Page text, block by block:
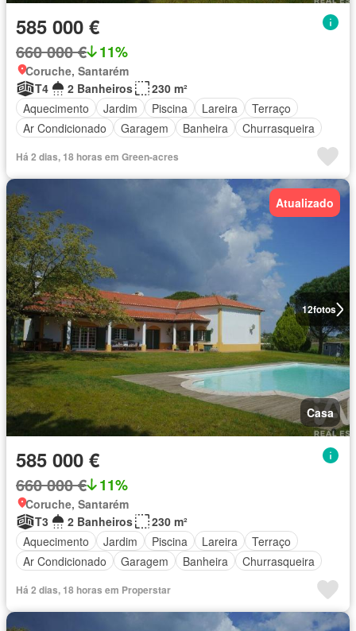
585 000 €
660 000 € 11%
Coruche, Santarém
T4
2 Banheiros
230 m²
Aquecimento
Jardim Piscina Lareira
Terraço
Ar Condicionado
Garagem Banheira Churrasqueira
Há 2 dias, 18 horas em Green-acres
12fotos
Atualizado
Casa
585 000 €
660 000 € 11%
Coruche, Santarém
T3
2 Banheiros
230 m²
Aquecimento
Jardim Piscina Lareira
Terraço
Ar Condicionado
Garagem Banheira Churrasqueira
Há 2 dias, 18 horas em Properstar